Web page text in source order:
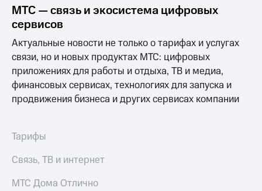
МТС — связь и экосистема цифровых
сервисов
Актуальные новости не только о тарифах и услугах
связи, но и новых продуктах МТС: цифровых
приложениях для работы и отдыха, ТВ и медиа,
финансовых сервисах, технологиях для запуска и
продвижения бизнеса и других сервисах компании
Тарифы
Связь, ТВ и интернет
МТС Дома Отлично